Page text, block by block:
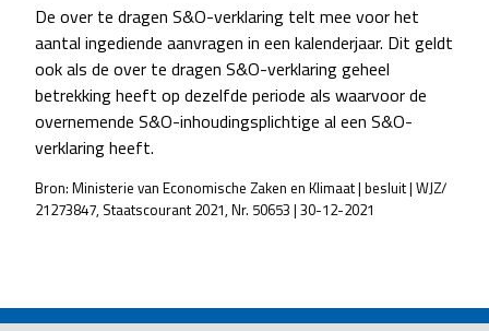
De over te dragen S&O-verklaring telt mee voor het
aantal ingediende aanvragen in een kalenderjaar. Dit geldt
ook als de over te dragen S&O-verklaring geheel
betrekking heeft op dezelfde periode als waarvoor de
overnemende S&O-inhoudingsplichtige al een S&O-
verklaring heeft.
Bron: Ministerie van Economische Zaken en Klimaat | besluit | WJZ/
21273847, Staatscourant 2021, Nr. 50653 | 30-12-2021
NAVIGATION